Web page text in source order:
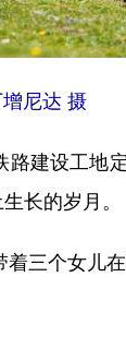
尼达 摄
建设工地
长的岁月。
个女儿在